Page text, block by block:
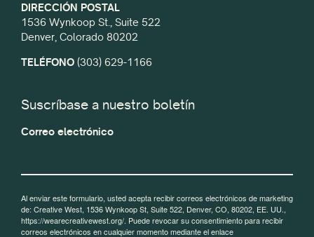
DIRECCIÓN POSTAL
1536 Wynkoop St., Suite 522
Denver, Colorado 80202
TELÉFONO (303) 629-1166
Suscríbase a nuestro boletín
Correo electrónico
Al enviar este formulario, usted acepta recibir correos electrónicos de marketing
de: Creative West, 1536 Wynkoop St, Suite 522, Denver, CO, 80202, EE. UU.,
https://wearecreativewest.org/. Puede revocar su consentimiento para recibir
correos electrónicos en cualquier momento mediante el enlace